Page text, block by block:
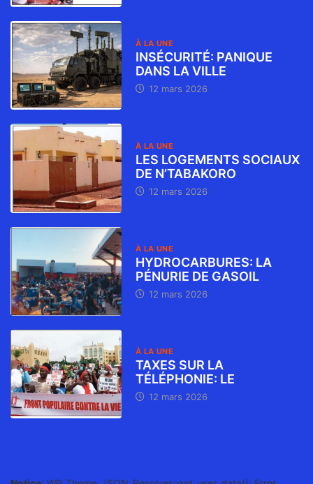
À LA UNE
INSÉCURITÉ: PANIQUE
DANS LA VILLE
12 mars 2026
À LA UNE
LES LOGEMENTS SOCIAUX
DE N’TABAKORO
12 mars 2026
À LA UNE
HYDROCARBURES: LA
PÉNURIE DE GASOIL
12 mars 2026
À LA UNE
TAXES SUR LA
TÉLÉPHONIE: LE
12 mars 2026